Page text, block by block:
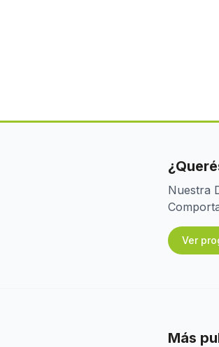
Nuestra
Ver
Más